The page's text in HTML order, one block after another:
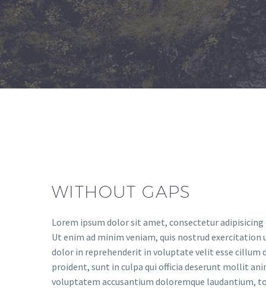
WITHOUT GAPS
Lorem ipsum dolor sit amet, consectetur
Ut enim ad minim veniam, quis nostrud exercitation
dolor in reprehenderit in voluptate velit esse cillum
proident, sunt in culpa qui officia deserunt mollit
voluptatem accusantium doloremque laudantium,